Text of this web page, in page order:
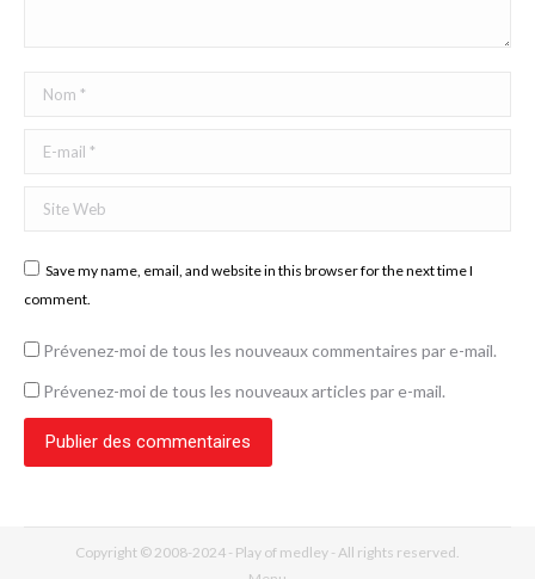
Nom *
E-mail *
Site Web
Save my name, email, and website in this browser for the next time I
comment.
Prévenez-moi de tous les nouveaux commentaires par e-mail.
Prévenez-moi de tous les nouveaux articles par e-mail.
Publier des commentaires
Copyright © 2008-2024 - Play of medley - All rights reserved.